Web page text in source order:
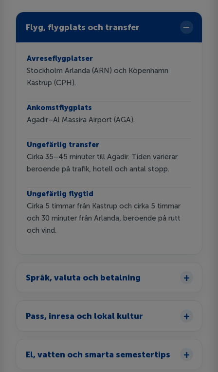
Flyg, flygplats och transfer
Avreseflygplatser
Stockholm Arlanda (ARN) och Köpenhamn
Kastrup (CPH).
Ankomstflygplats
Agadir–Al Massira Airport (AGA).
Ungefärlig transfer
Cirka 35–45 minuter till Agadir. Tiden varierar
beroende på trafik, hotell och antal stopp.
Ungefärlig flygtid
Cirka 5 timmar från Kastrup och cirka 5 timmar
och 30 minuter från Arlanda, beroende på rutt
och vind.
Språk, valuta och betalning
Pass, inresa och lokal kultur
El, vatten och smarta semestertips